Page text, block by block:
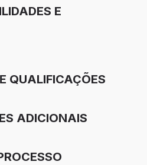
E
QUALIFICAÇÕES
ADICIONAIS